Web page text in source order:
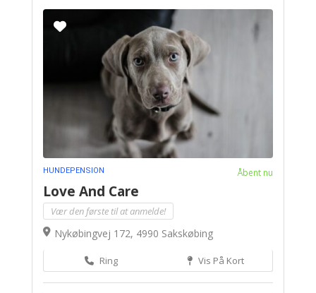
HUNDEPENSION Åbent nu
Love And Care
Vær den første til at anmelde!
Nykøbingvej 172, 4990 Sakskøbing
Ring Vis På Kort